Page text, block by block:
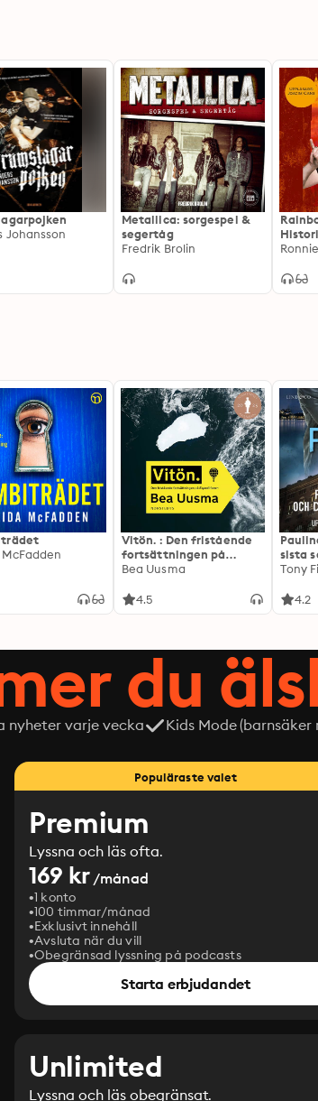
Johansson
Metallica: sorgespel &
segertåg
Fredrik Brolin
Vitön. : Den fristående
fortsättningen på
Expeditionen
Bea Uusma
4.5
sista
Tony
4.2
du
nyheter varje vecka Kids Mode (barnsäker
Populäraste valet
Premium
Lyssna och läs ofta.
169 kr/månad
1 konto
100 timmar/månad
Exklusivt innehåll
Avsluta när du vill
Obegränsad lyssning på podcasts
Starta erbjudandet
Unlimited
Lyssna och läs obegränsat.